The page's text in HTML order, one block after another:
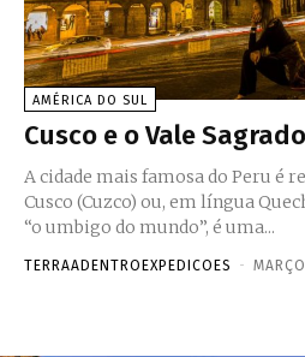
AMÉRICA DO SUL
Cusco e o Vale
A cidade mais famosa do Peru é
Cusco (Cuzco) ou, em língua
“o umbigo do mundo”, é uma...
TERRAADENTROEXPEDICOES -